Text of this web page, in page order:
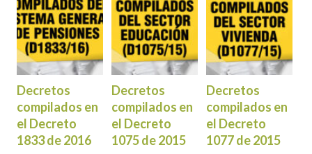
Decretos
compilados en
el Decreto
1833 de 2016
Decretos
compilados en
el Decreto
1075 de 2015
Decretos
compilados en
el Decreto
1077 de 2015